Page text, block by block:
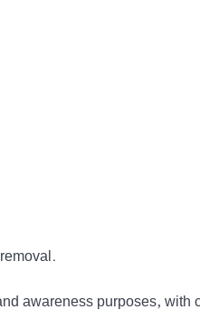
awareness purposes, with